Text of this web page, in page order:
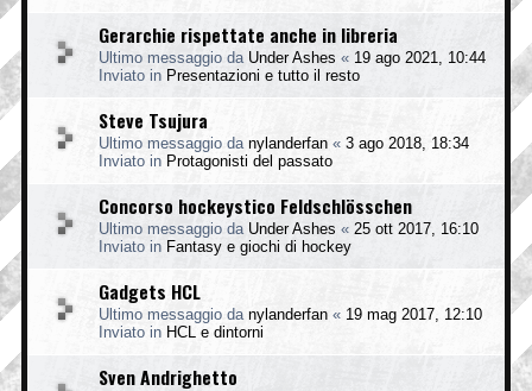
Gerarchie rispettate anche in libreria
Ultimo messaggio da Under Ashes « 19 ago 2021, 10:44
Inviato in Presentazioni e tutto il resto
Steve Tsujura
Ultimo messaggio da nylanderfan « 3 ago 2018, 18:34
Inviato in Protagonisti del passato
Concorso hockeystico Feldschlösschen
Ultimo messaggio da Under Ashes « 25 ott 2017, 16:10
Inviato in Fantasy e giochi di hockey
Gadgets HCL
Ultimo messaggio da nylanderfan « 19 mag 2017, 12:10
Inviato in HCL e dintorni
Sven Andrighetto